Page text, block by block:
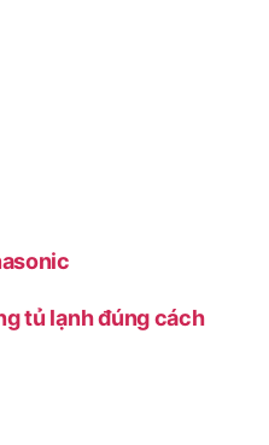
tủ lạnh đúng cách